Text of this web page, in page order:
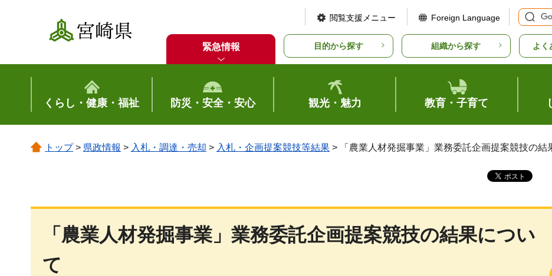
宮崎県
閲覧支援メニュー Foreign Language
緊急情報 目的から探す 組織から探す よく
くらし・健康・福祉 防災・安全・安心 観光・魅力 教育・子育て
トップ> 県政情報 > 入札・調達・売却 > 入札・企画提案競技等結果 > 「農業人材発掘事業」業務委託企画提案競技の結
「農業人材発掘事業」業務委託企画提案競技の結果につい
て